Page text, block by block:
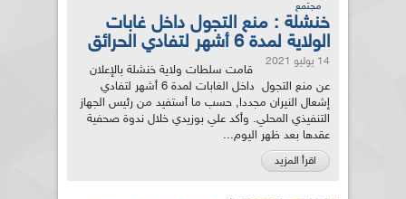
مجتمع
خنشلة : منع التجول داخل غابات
الولاية لمدة 6 أشهر لتفادي الحرائق
14 يوليو 2021
قامت سلطات ولاية خنشلة بالإعلان
عن منع التجول داخل الغابات لمدة 6 أشهر لتفادي
إشعال النيران مجددا, حسب ما أستفيد من رئيس الجهاز
التنفيذي المحلي. وأكد علي بوزيدي خلال ندوة صحفية
عقدها بعد ظهر اليوم...
اقرأ المزيد